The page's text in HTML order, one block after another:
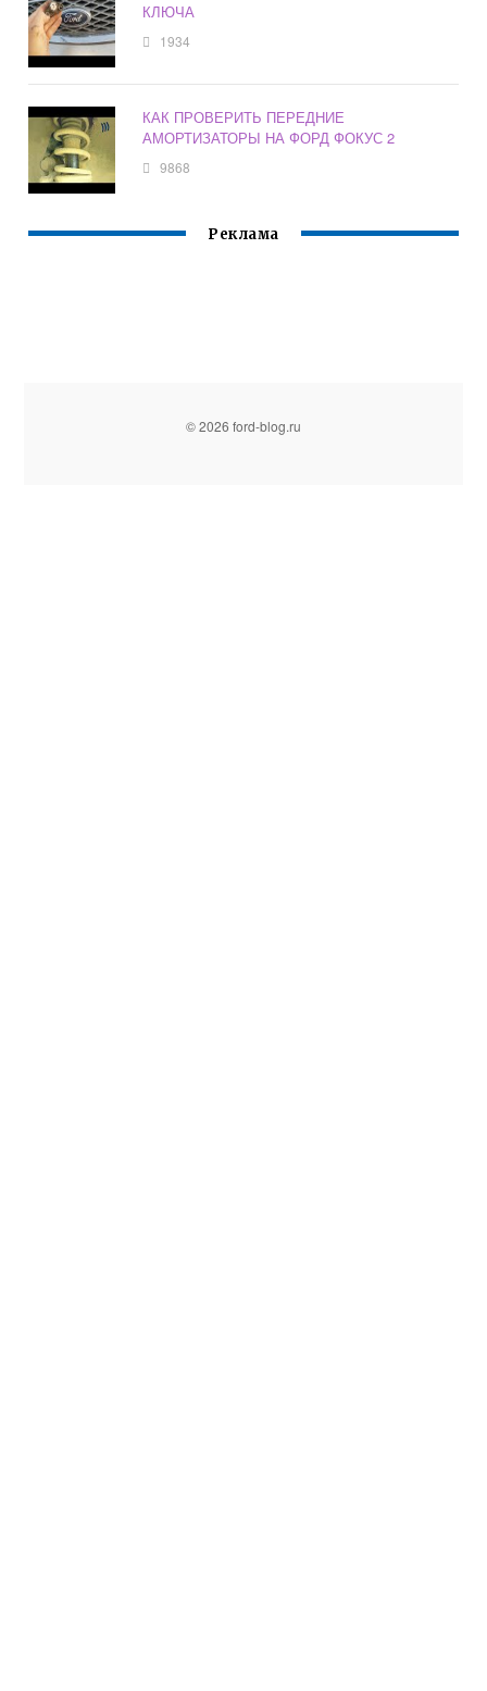
КЛЮЧА
1934
КАК ПРОВЕРИТЬ ПЕРЕДНИЕ
АМОРТИЗАТОРЫ НА ФОРД ФОКУС 2
9868
Реклама
© 2026 ford-blog.ru